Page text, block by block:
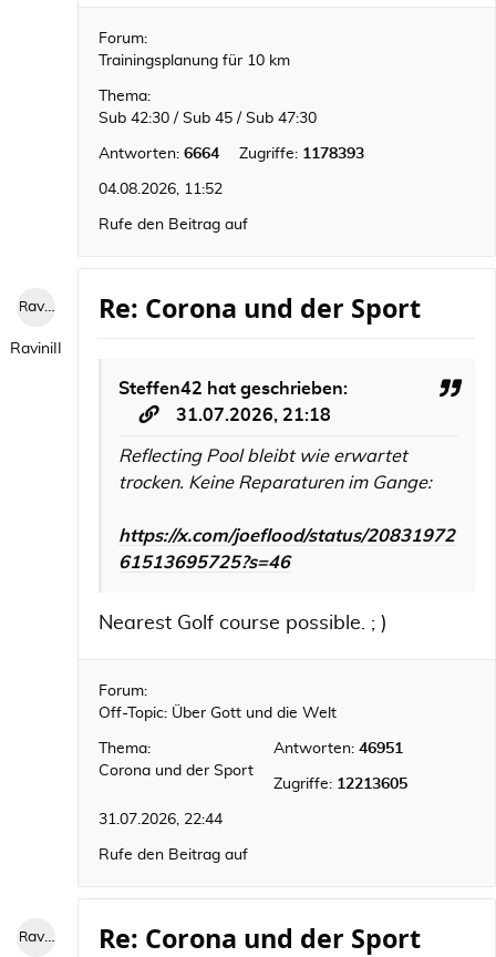
Forum:
Trainingsplanung für 10 km
Thema:
Sub 42:30 / Sub 45 / Sub 47:30
Antworten: 6664 Zugriffe: 1178393
04.08.2026, 11:52
Rufe den Beitrag auf
RaviniII
RaviniII
Re: Corona und der Sport
Steffen42 hat geschrieben:
31.07.2026, 21:18
Reflecting Pool bleibt wie erwartet
trocken. Keine Reparaturen im Gange:
https://x.com/joeflood/status/20831972
61513695725?s=46
Nearest Golf course possible. ; )
Forum:
Off-Topic: Über Gott und die Welt
Thema:
Corona und der Sport
Antworten: 46951
Zugriffe: 12213605
31.07.2026, 22:44
Rufe den Beitrag auf
RaviniII Re: Corona und der Sport